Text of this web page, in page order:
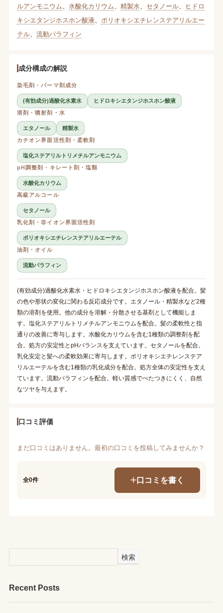
ルアンモニウム
水酸化カリウム 精製水 セタノール、
ヒドロ
キシエタンジホスホン酸液
ポリオキシエチレンステアリルエー
テル、 流動パラフィン
成分構成の解説
染毛剤・パーマ剤成分
(有効成分)過酸化水素水
ヒドロキシエタンジホスホン酸液
溶剤・噴射剤・水
エタノール
精製水
カチオン界面活性剤・柔軟剤
塩化ステアリルトリメチルアンモニウム
pH調整剤・キレート剤・塩類
水酸化カリウム
高級アルコール
セタノール
乳化剤・非イオン界面活性剤
ポリオキシエチレンステアリルエーテル
油剤・オイル
流動パラフィン
(有効成分)過酸化水素水・ヒドロキシエタンジホスホン酸液を配合。髪
の色や形状の変化に関わる反応成分です。エタノール・精製水など2種
類の溶剤を使用。他の成分を溶解・分散させる基剤として機能しま
す。塩化ステアリルトリメチルアンモニウムを配合。髪の柔軟性と指
通りの改善に寄与します。水酸化カリウムを含む1種類の調整剤を配
合。処方の安定性とpHバランスを支えています。セタノールを配合。
乳化安定と髪への柔軟効果に寄与します。ポリオキシエチレンステア
リルエーテルを含む1種類の乳化成分を配合。処方全体の安定性を支え
ています。流動パラフィンを配合。軽い質感でべたつきにくく、自然
なツヤを与えます。
口コミ評価
まだ口コミはありません。最初の口コミを投稿してみませんか？
全0件 口コミを書く
検索
Recent Posts